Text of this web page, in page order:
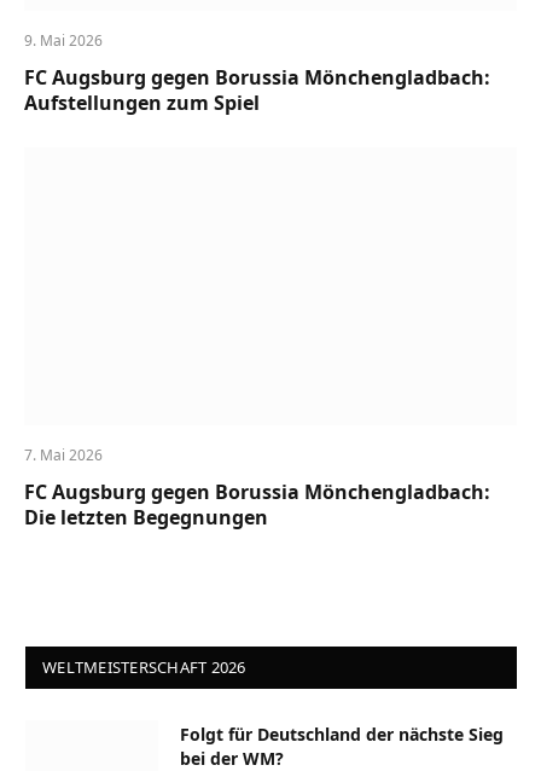
9. Mai 2026
FC Augsburg gegen Borussia Mönchengladbach:
Aufstellungen zum Spiel
7. Mai 2026
FC Augsburg gegen Borussia Mönchengladbach:
Die letzten Begegnungen
WELTMEISTERSCHAFT 2026
Folgt für Deutschland der nächste Sieg
bei der WM?